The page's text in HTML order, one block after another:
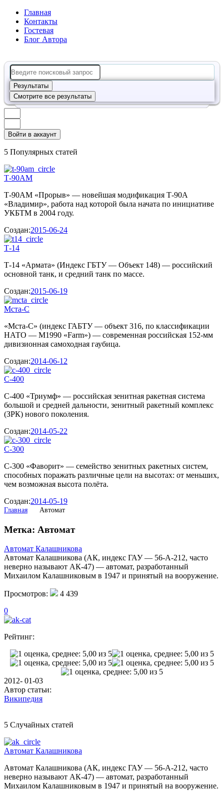
Главная
Контакты
Гостевая
Блог Автора
Search
...
Результаты
Смотрите все результаты
Войти в аккаунт
5 Популярных статей
Т-90АМ
Т-90АМ «Прорыв» — новейшая модификация Т-90А
«Владимир», работа над которой была начата по инициативе
УКБТМ в 2004 году.
Создан:2015-06-24
Т-14
Т-14 «Армата» (Индекс ГБТУ — Объект 148) — российский
основной танк, и средний танк по массе.
Создан:2015-06-19
Мста-С
«Мста-С» (индекс ГАБТУ — объект 316, по классификации
НАТО — M1990 «Farm») — современная российская 152-мм
дивизионная самоходная гаубица.
Создан:2014-06-12
С-400
С-400 «Триумф» — российская зенитная ракетная система
большой и средней дальности, зенитный ракетный комплекс
(ЗРК) нового поколения.
Создан:2014-05-22
С-300
С-300 «Фаворит» — семейство зенитных ракетных систем,
способных поражать различные цели на высотах: от меньших,
чем возможная высота полёта.
Создан:2014-05-19
Главная Автомат
Метка: Автомат
Автомат Калашникова
Автомат Калашникова (АК, индекс ГАУ — 56-А-212, часто
неверно называют АК-47) — автомат, разработанный
Михаилом Калашниковым в 1947 и принятый на вооружение.
Просмотров:
4 439
0
Рейтинг:
2012- 01-03
Автор статьи:
Википедия
5 Случайных статей
Автомат Калашникова
Автомат Калашникова (АК, индекс ГАУ — 56-А-212, часто
неверно называют АК-47) — автомат, разработанный
Михаилом Калашниковым в 1947 и принятый на вооружение.